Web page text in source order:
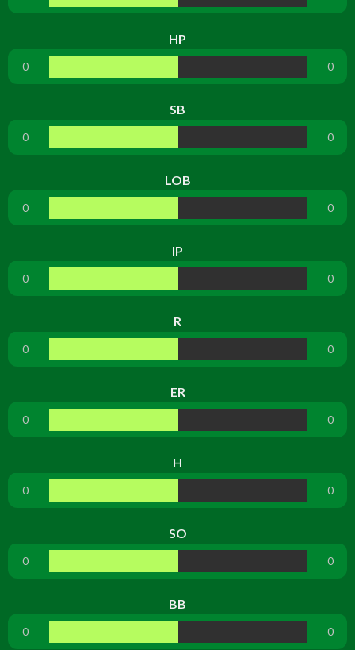
HP
0 0
SB
0 0
LOB
0 0
IP
0 0
R
0 0
ER
0 0
H
0 0
SO
0 0
BB
0 0